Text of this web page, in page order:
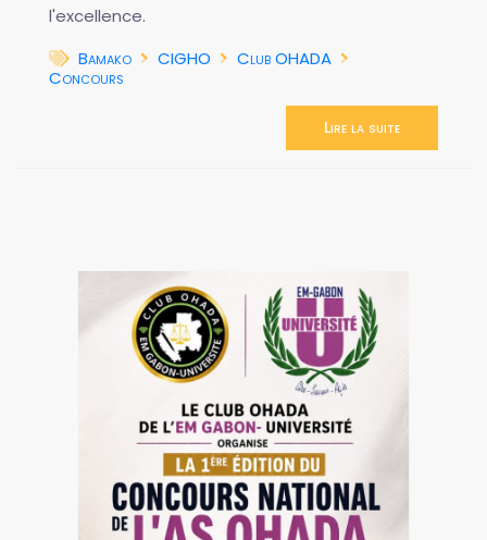
l'excellence.
Bamako
CIGHO
Club OHADA
Concours
Lire la suite